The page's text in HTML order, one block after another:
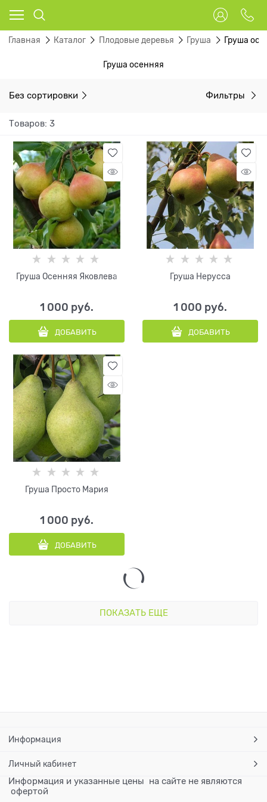
Главная Каталог Плодовые деревья Груша Груша
Груша осенняя
Без сортировки Фильтры
Товаров: 3
Груша Осенняя Яковлева
1 000 руб.
ДОБАВИТЬ
Груша Нерусса
1 000 руб.
ДОБАВИТЬ
Груша Просто Мария
1 000 руб.
ДОБАВИТЬ
ПОКАЗАТЬ ЕЩЕ
Информация
Личный кабинет
Информация и указанные цены на сайте не являются
офертой